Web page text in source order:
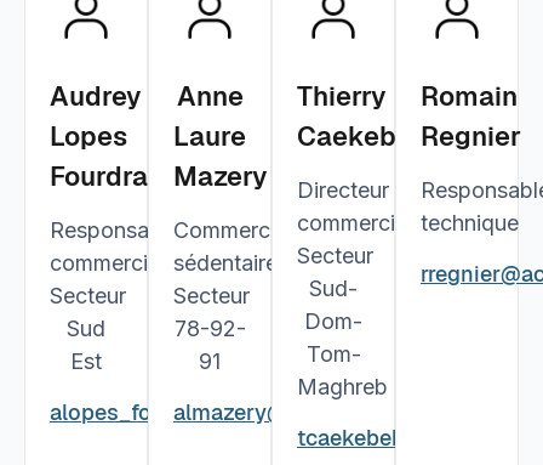
Audrey
Lopes
Fourdrain
Responsable
commerciale
Secteur
Sud
Est
alopes_fourdrain@acfri.fr
Anne
Laure
Mazery
Commerciale
sédentaire
Secteur
78-92-
91
almazery@acfri.fr
Thierry
Caekebeke
Directeur
commercial
Secteur
Sud-
Dom-
Tom-
Maghreb
tcaekebeke@acfri.fr
Romain
Regnier
technique